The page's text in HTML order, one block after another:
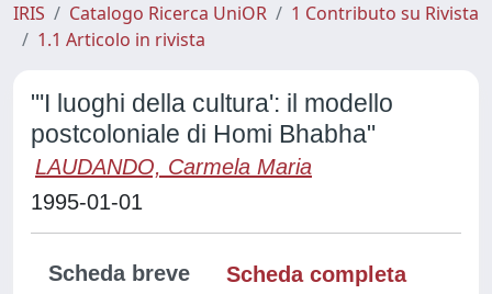
IRIS Catalogo Ricerca UniOR
1 Contributo su Rivista
1.1 Articolo in rivista
"'I luoghi della cultura': il modello
postcoloniale di Homi Bhabha"
LAUDANDO, Carmela Maria
1995-01-01
Scheda breve
Scheda completa